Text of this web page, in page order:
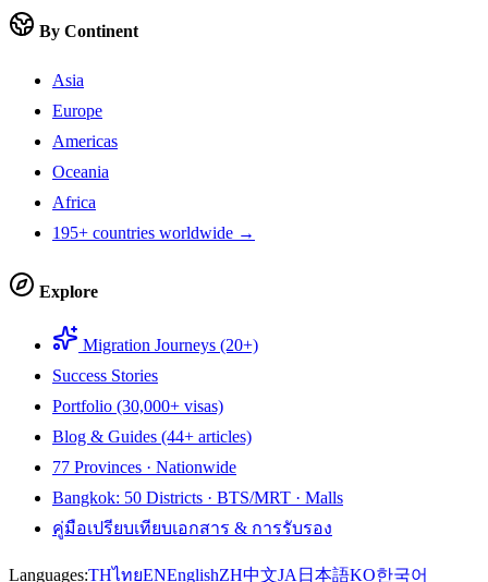
By Continent
Asia
Europe
Americas
Oceania
Africa
195+ countries worldwide →
Explore
Migration Journeys (20+)
Success Stories
Portfolio (30,000+ visas)
Blog & Guides (44+ articles)
77 Provinces · Nationwide
Bangkok: 50 Districts · BTS/MRT · Malls
คู่มือเปรียบเทียบเอกสาร & การรับรอง
Languages:THไทยENEnglishZH中文JA 日本語KO한국어